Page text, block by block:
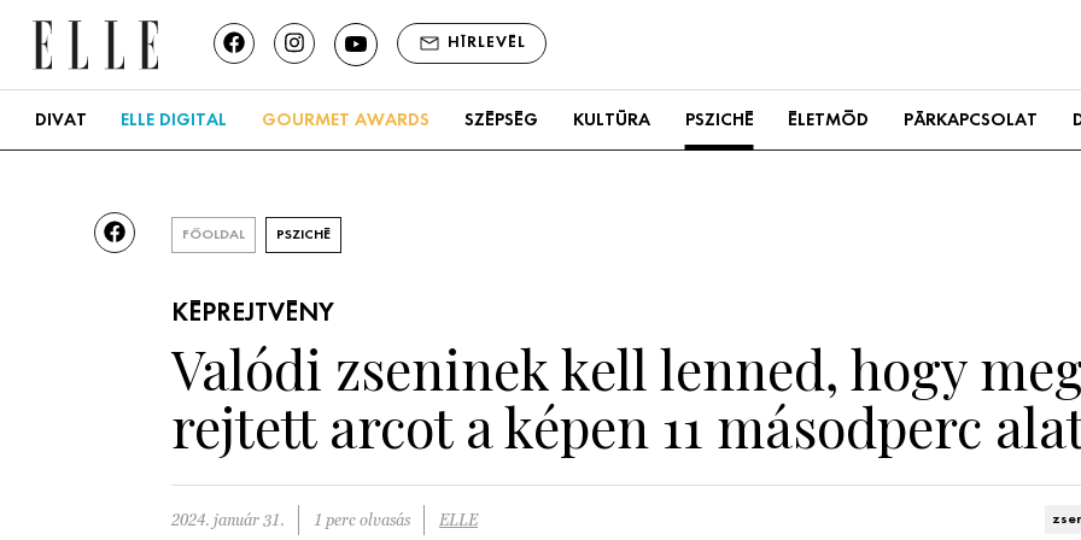
HÍRLEVÉL
DIVAT ELLE DIGITAL GOURMET AWARDS SZÉPSÉG KULTÚRA PSZICHÉ ÉLETMÓD PÁRKAPCSOLAT
FŐOLDAL PSZICHÉ
KÉPREJTVÉNY
Valódi zseninek kell lenned, hogy
rejtett arcot a képen 11 másodperc
2024. január 31. 1 perc olvasás ELLE